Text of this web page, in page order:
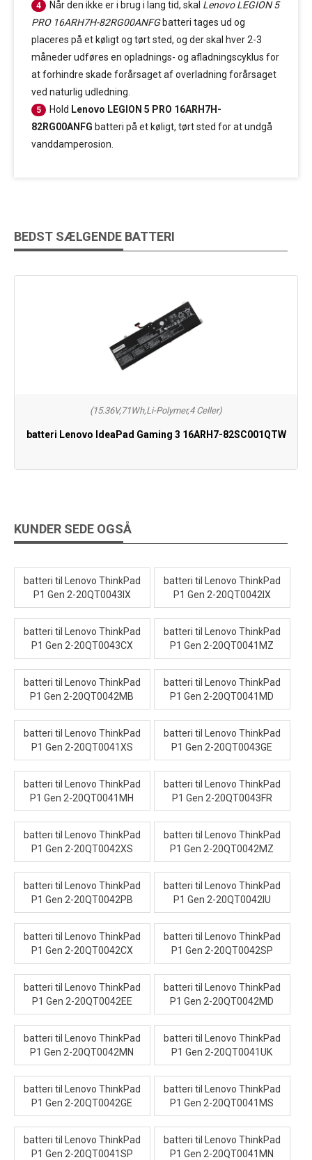
4 Når den ikke er i brug i lang tid, skal Lenovo LEGION 5
PRO 16ARH7H-82RG00ANFGbatteri tages ud og
placeres på et køligt og tørt sted, og der skal hver 2-3
måneder udføres en opladnings- og afladningscyklus for
at forhindre skade forårsaget af overladning forårsaget
ved naturlig udledning.
5 Hold Lenovo LEGION 5 PRO 16ARH7H-
82RG00ANFG batteri på et køligt, tørt sted for at undgå
vanddamperosion.
BEDST SÆLGENDE BATTERI
(15.36V,71Wh,Li-Polymer,4 Celler)
batteri Lenovo IdeaPad Gaming 3 16ARH7-82SC001QTW
KUNDER SEDE OGSÅ
batteri til Lenovo ThinkPad
P1 Gen 2-20QT0043IX
batteri til Lenovo ThinkPad
P1 Gen 2-20QT0042IX
batteri til Lenovo ThinkPad
P1 Gen 2-20QT0043CX
batteri til Lenovo ThinkPad
P1 Gen 2-20QT0041MZ
batteri til Lenovo ThinkPad
P1 Gen 2-20QT0042MB
batteri til Lenovo ThinkPad
P1 Gen 2-20QT0041MD
batteri til Lenovo ThinkPad
P1 Gen 2-20QT0041XS
batteri til Lenovo ThinkPad
P1 Gen 2-20QT0043GE
batteri til Lenovo ThinkPad
P1 Gen 2-20QT0041MH
batteri til Lenovo ThinkPad
P1 Gen 2-20QT0043FR
batteri til Lenovo ThinkPad
P1 Gen 2-20QT0042XS
batteri til Lenovo ThinkPad
P1 Gen 2-20QT0042MZ
batteri til Lenovo ThinkPad
P1 Gen 2-20QT0042PB
batteri til Lenovo ThinkPad
P1 Gen 2-20QT0042IU
batteri til Lenovo ThinkPad
P1 Gen 2-20QT0042CX
batteri til Lenovo ThinkPad
P1 Gen 2-20QT0042SP
batteri til Lenovo ThinkPad
P1 Gen 2-20QT0042EE
batteri til Lenovo ThinkPad
P1 Gen 2-20QT0042MD
batteri til Lenovo ThinkPad
P1 Gen 2-20QT0042MN
batteri til Lenovo ThinkPad
P1 Gen 2-20QT0041UK
batteri til Lenovo ThinkPad
P1 Gen 2-20QT0042GE
batteri til Lenovo ThinkPad
P1 Gen 2-20QT0041MS
batteri til Lenovo ThinkPad
P1 Gen 2-20QT0041SP
batteri til Lenovo ThinkPad
P1 Gen 2-20QT0041MN